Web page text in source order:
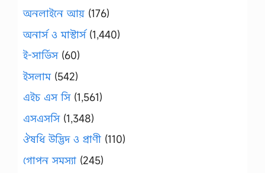
অনলাইনে আয় (176)
অনার্স ও মাস্টার্স(1,440)
ই-সার্ভিস(60)
ইসলাম(542)
এইচ এস সি(1,561)
এসএসসি(1,348)
ঔষধি উদ্ভিদ ও প্রাণী (110)
গোপন সমস্যা (245)